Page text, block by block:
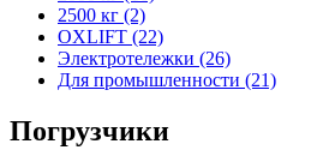
2500 кг (2)
OXLIFT (22)
Электротележки (26)
Для промышленности (21)
Погрузчики